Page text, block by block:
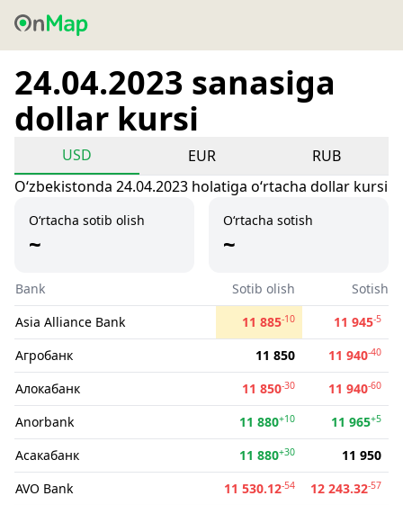
24.04.2023 sanasiga
dollar kursi
USD EUR
RUB
Oʻzbekistonda 24.04.2023 holatiga oʻrtacha dollar kursi
O‘rtacha sotib olish
~
O‘rtacha sotish
~
Bank Sotib olish
Sotish
Asia Alliance Bank
11 885-10 11 945-5
Агробанк 11 850 11 940-40
Алокабанк 11 850-30 11 940-60
Anorbank 11 880+10 11 965+5
Асакабанк 11 880+30
11 950
AVO Bank
11 530.12-54 12 243.32-57